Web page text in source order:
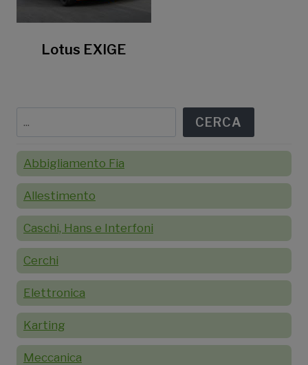
Lotus EXIGE
CERCA
Abbigliamento Fia
Allestimento
Caschi, Hans e Interfoni
Cerchi
Elettronica
Karting
Meccanica